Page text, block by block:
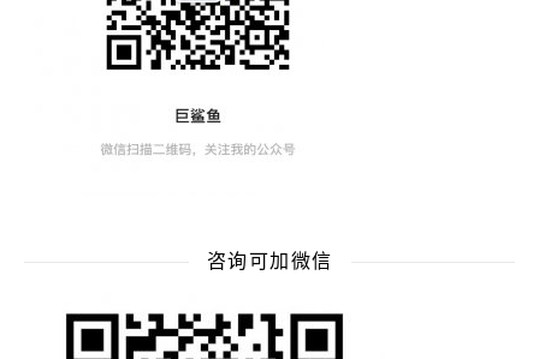
咨询可加微信